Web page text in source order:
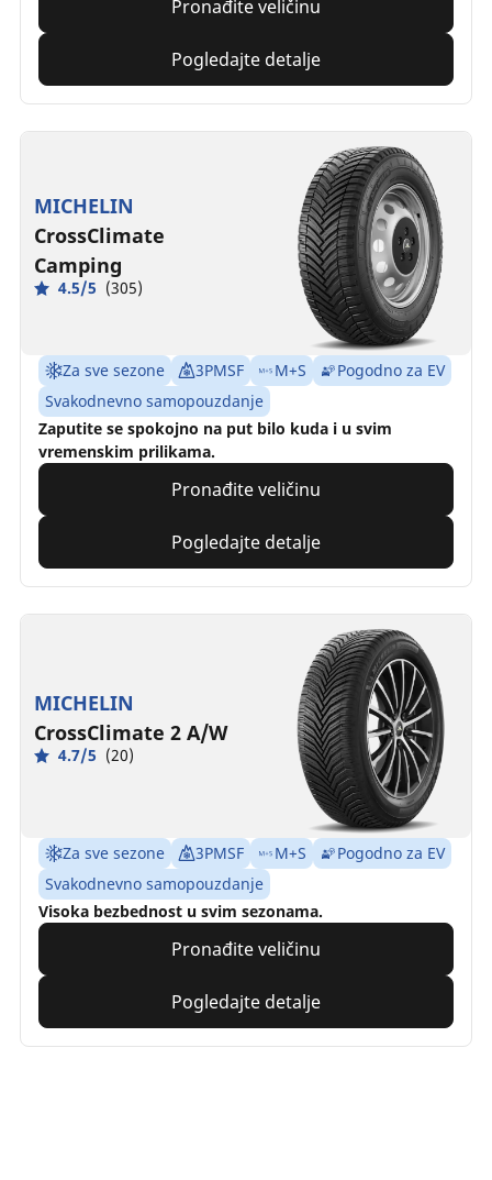
Pronađite veličinu
Pogledajte detalje
MICHELIN
CrossClimate
Camping
4.5/5 (305)
Za sve sezone 3PMSF M+S
Pogodno za EV
Svakodnevno samopouzdanje
Zaputite se spokojno na put bilo kuda i u svim
vremenskim prilikama.
Pronađite veličinu
Pogledajte detalje
MICHELIN
CrossClimate 2 A/W
4.7/5 (20)
Za sve sezone 3PMSF M+S
Pogodno za EV
Svakodnevno samopouzdanje
Visoka bezbednost u svim sezonama.
Pronađite veličinu
Pogledajte detalje